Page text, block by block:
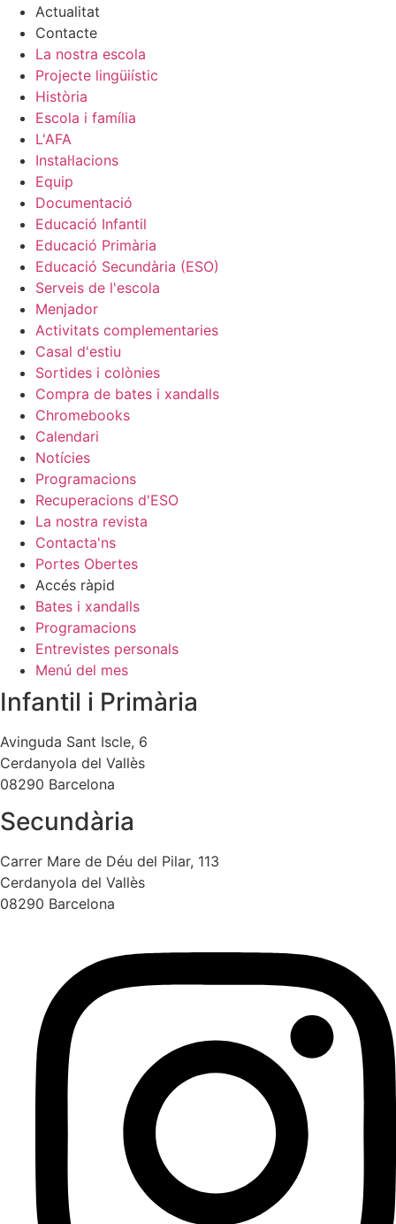
Actualitat
Contacte
La nostra escola
Projecte lingüiístic
Història
Escola i família
L'AFA
Instal·lacions
Equip
Documentació
Educació Infantil
Educació Primària
Educació Secundària (ESO)
Serveis de l'escola
Menjador
Activitats complementaries
Casal d'estiu
Sortides i colònies
Compra de bates i xandalls
Chromebooks
Calendari
Notícies
Programacions
Recuperacions d'ESO
La nostra revista
Contacta'ns
Portes Obertes
Accés ràpid
Bates i xandalls
Programacions
Entrevistes personals
Menú del mes
Infantil i Primària
Avinguda Sant Iscle, 6
Cerdanyola del Vallès
08290 Barcelona
Secundària
Carrer Mare de Déu del Pilar, 113
Cerdanyola del Vallès
08290 Barcelona